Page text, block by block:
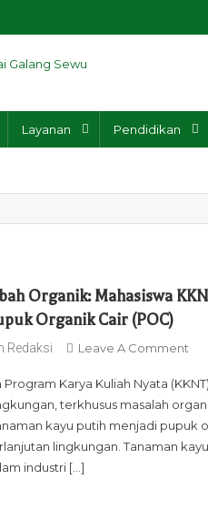
Layanan Pendidikan
Organik: Mahasiswa
Organik Cair (POC)
Redaksi Leave A Comment
Karya Kuliah Nyata
terkhusus masalah
kayu putih menjadi pupuk
lingkungan. Tanaman
industri […]